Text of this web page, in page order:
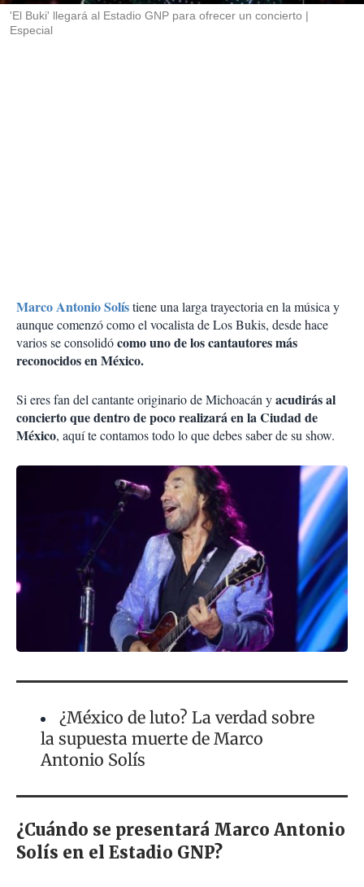
'El Buki' llegará al Estadio GNP para ofrecer un concierto
Especial
Marco Antonio Solístiene una larga trayectoria en la música y
aunque comenzó como el vocalista de Los Bukis, desde hace
varios se consolidócomo uno de los cantautores más
reconocidos en México.
Si eres fan del cantante originario de Michoacán yacudirás al
concierto que dentro de poco realizará en la Ciudad de
México, aquí te contamos todo lo que debes saber de su show.
¿México de luto? La verdad sobre
la supuesta muerte de Marco
Antonio Solís
¿Cuándo se presentará Marco Antonio
Solís en el Estadio GNP?